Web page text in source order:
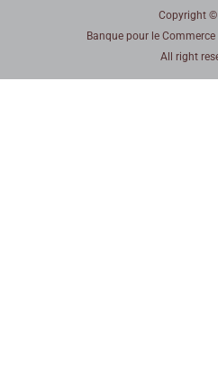
Copyright
Banque pour le
All right